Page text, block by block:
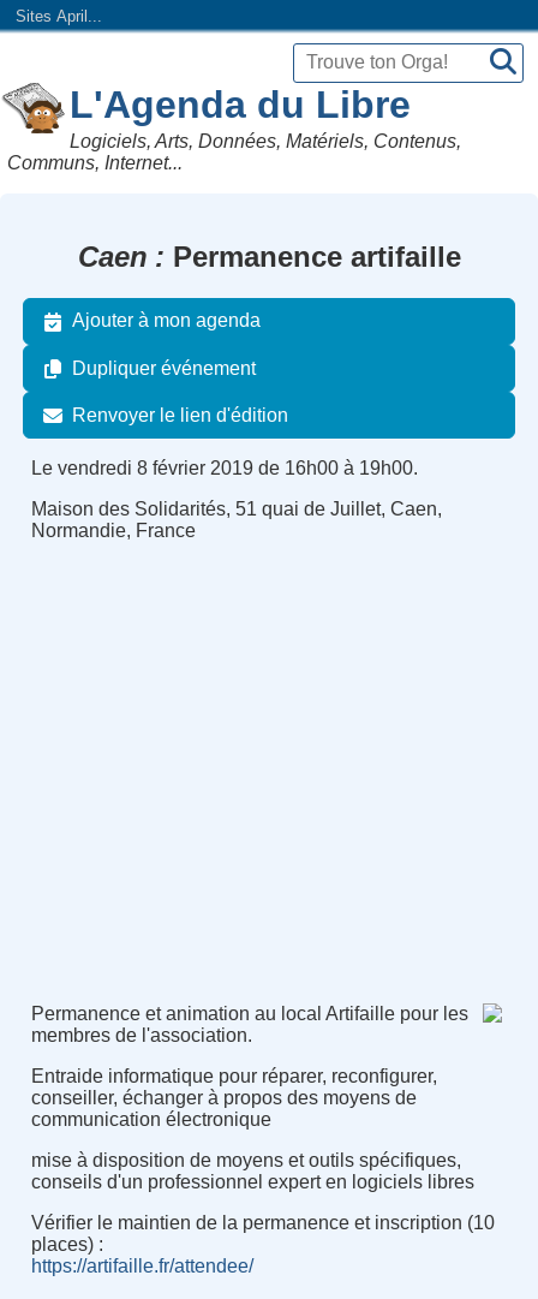
Sites April...
L'Agenda du Libre
Logiciels, Arts, Données, Matériels, Contenus,
Communs, Internet...
Caen Permanence artifaille
Ajouter à mon agenda
Dupliquer événement
Renvoyer le lien d'édition
Le vendredi 8 février 2019 de 16h00 à 19h00.
Maison des Solidarités, 51 quai de Juillet, Caen,
Normandie, France
Permanence et animation au local Artifaille pour les
membres de l'association.
Entraide informatique pour réparer, reconfigurer,
conseiller, échanger à propos des moyens de
communication électronique
mise à disposition de moyens et outils spécifiques,
conseils d'un professionnel expert en logiciels libres
Vérifier le maintien de la permanence et inscription (10
places) :
https://artifaille.fr/attendee/